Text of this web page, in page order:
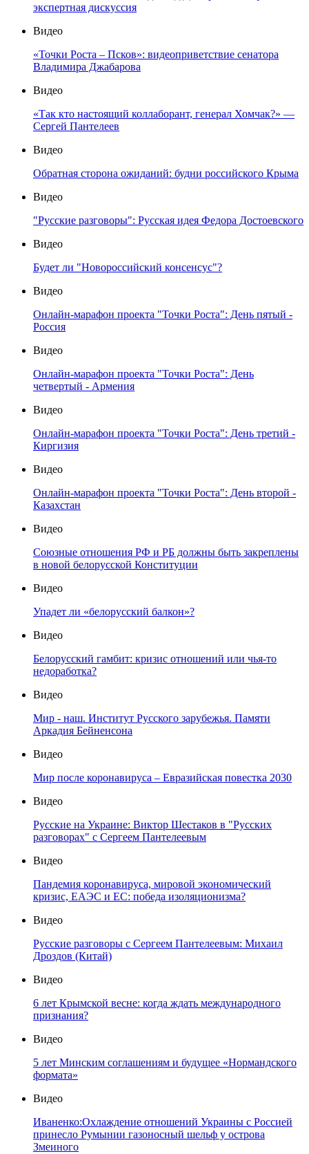
экспертная дискуссия
Видео
«Точки Роста – Псков»: видеоприветствие сенатора
Владимира Джабарова
Видео
«Так кто настоящий коллаборант, генерал Хомчак?» —
Сергей Пантелеев
Видео
Обратная сторона ожиданий: будни российского Крыма
Видео
"Русские разговоры": Русская идея Федора Достоевского
Видео
Будет ли "Новороссийский консенсус"?
Видео
Онлайн-марафон проекта "Точки Роста": День пятый -
Россия
Видео
Онлайн-марафон проекта "Точки Роста": День
четвертый - Армения
Видео
Онлайн-марафон проекта "Точки Роста": День третий -
Киргизия
Видео
Онлайн-марафон проекта "Точки Роста": День второй -
Казахстан
Видео
Союзные отношения РФ и РБ должны быть закреплены
в новой белорусской Конституции
Видео
Упадет ли «белорусский балкон»?
Видео
Белорусский гамбит: кризис отношений или чья-то
недоработка?
Видео
Мир - наш. Институт Русского зарубежья. Памяти
Аркадия Бейненсона
Видео
Мир после коронавируса – Евразийская повестка 2030
Видео
Русские на Украине: Виктор Шестаков в "Русских
разговорах" с Сергеем Пантелеевым
Видео
Пандемия коронавируса, мировой экономический
кризис, ЕАЭС и ЕС: победа изоляционизма?
Видео
Русские разговоры с Сергеем Пантелеевым: Михаил
Дроздов (Китай)
Видео
6 лет Крымской весне: когда ждать международного
признания?
Видео
5 лет Минским соглашениям и будущее «Нормандского
формата»
Видео
Иваненко:Охлаждение отношений Украины с Россией
принесло Румынии газоносный шельф у острова
Змеиного